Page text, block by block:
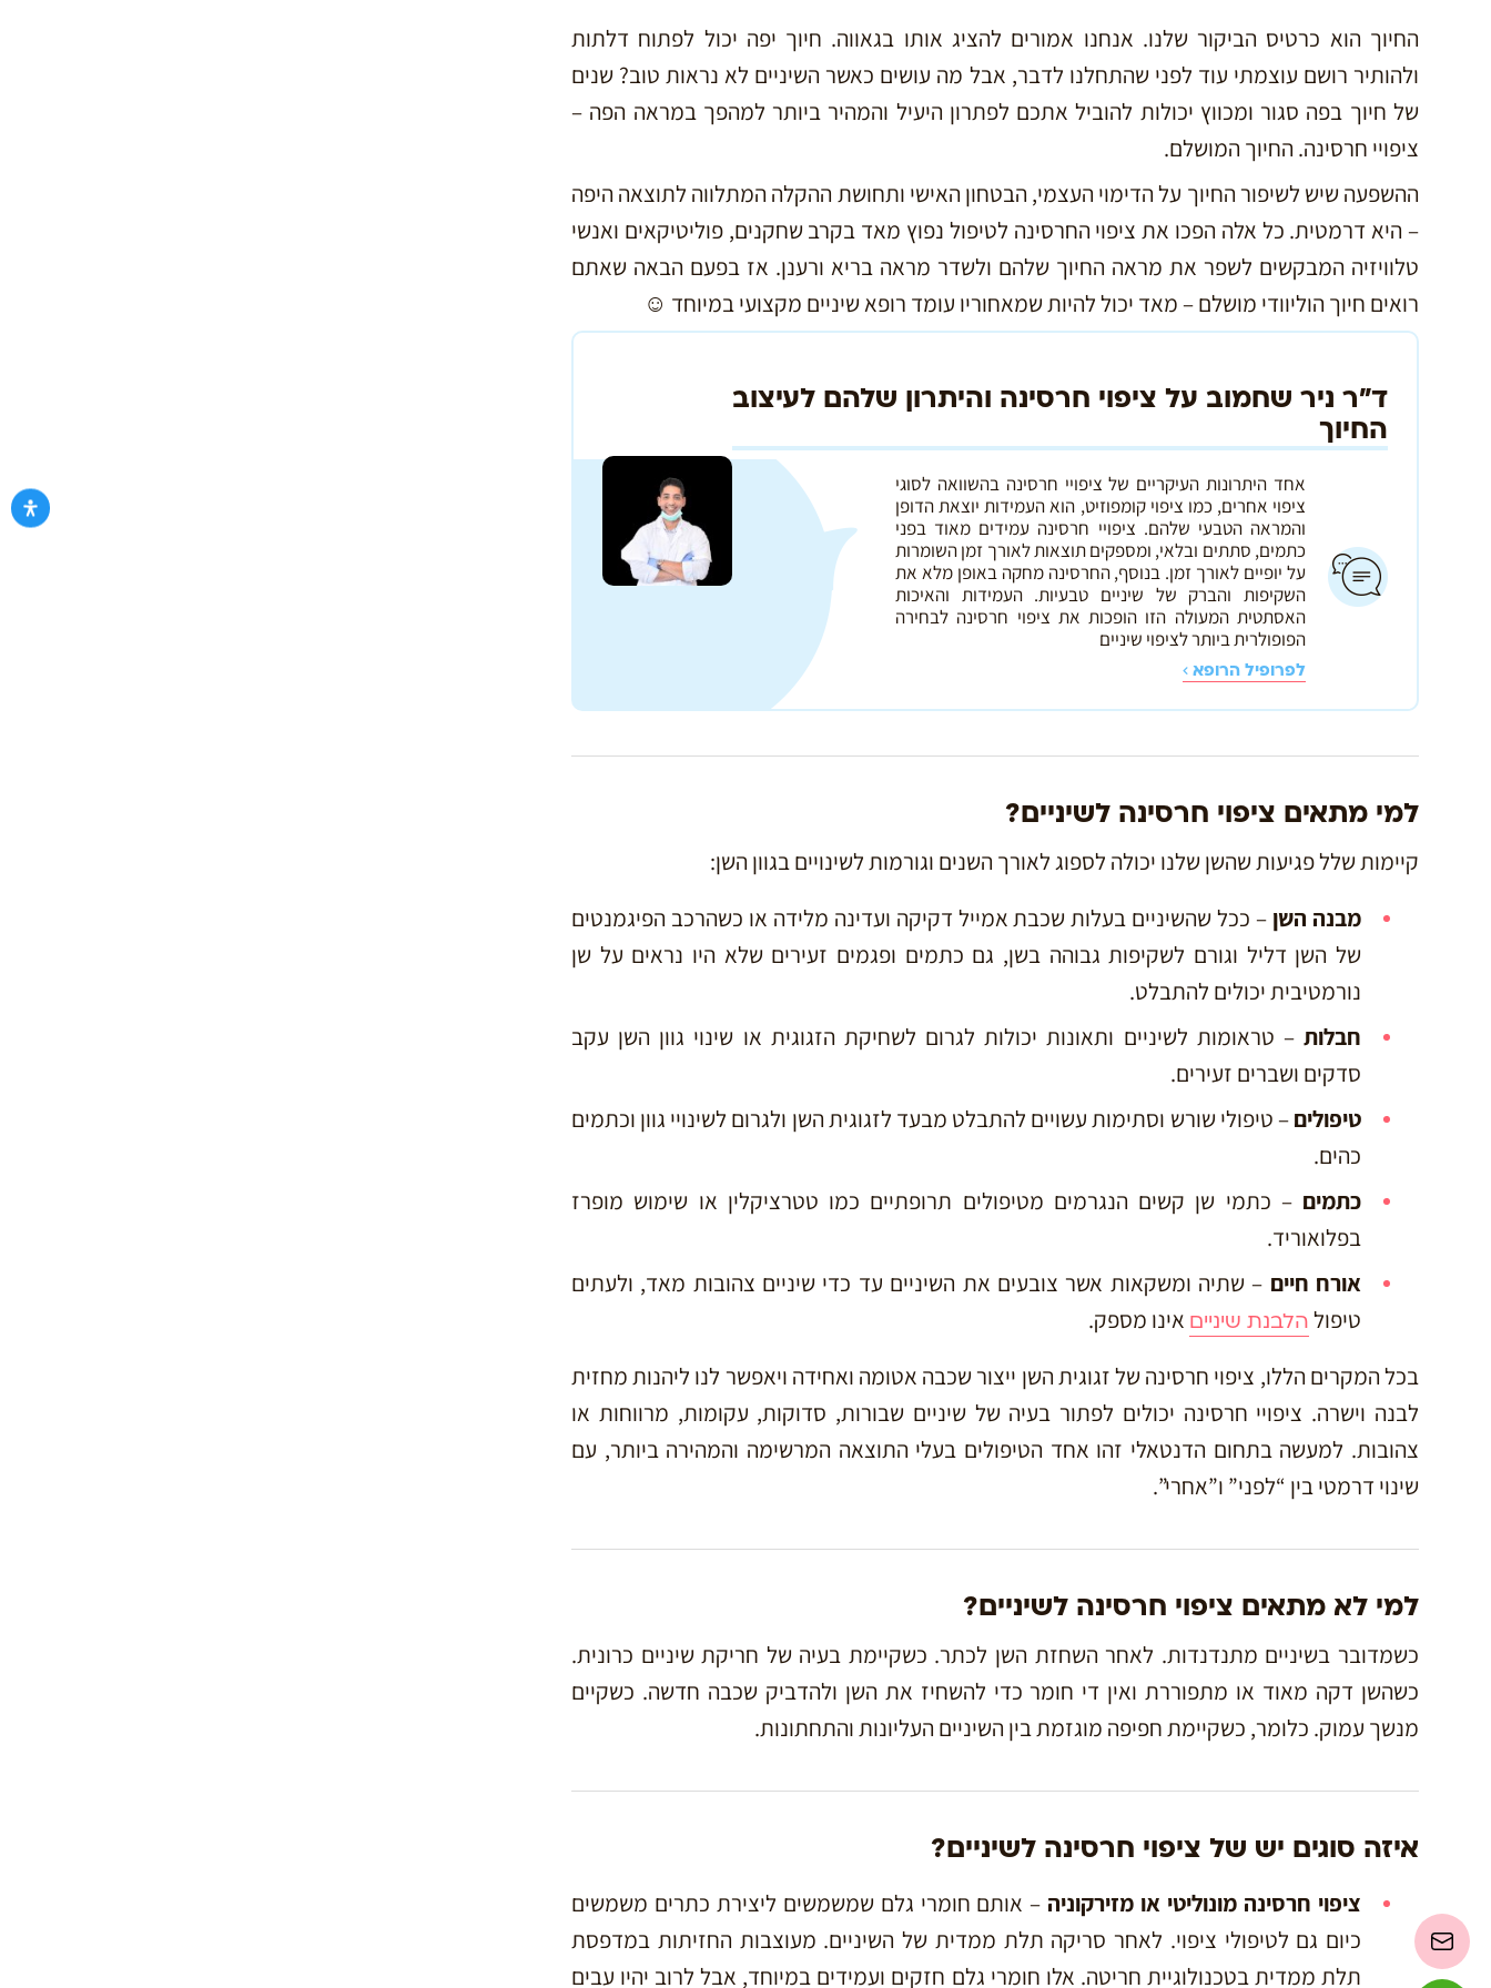
החיוך הוא כרטיס הביקור שלנו. אנחנו אמורים להציג אותו בגאווה. חיוך יפה יכול לפתוח דלתות
ולהותיר רושם עוצמתי עוד לפני שהתחלנו לדבר, אבל מה עושים כאשר השיניים לא נראות טוב? שנים
של חיוך בפה סגור ומכווץ יכולות להוביל אתכם לפתרון היעיל והמהיר ביותר למהפך במראה הפה –
ציפויי חרסינה. החיוך המושלם.
ההשפעה שיש לשיפור החיוך על הדימוי העצמי, הבטחון האישי ותחושת ההקלה המתלווה לתוצאה היפה
– היא דרמטית. כל אלה הפכו את ציפוי החרסינה לטיפול נפוץ מאד בקרב שחקנים, פוליטיקאים ואנשי
טלוויזיה המבקשים לשפר את מראה החיוך שלהם ולשדר מראה בריא ורענן. אז בפעם הבאה שאתם
רואים חיוך הוליוודי מושלם – מאד יכול להיות שמאחוריו עומד רופא שיניים מקצועי במיוחד ☺
ד"ר ניר שחמוב על ציפוי חרסינה והיתרון שלהם לעיצוב
החיוך
אחד היתרונות העיקריים של ציפויי חרסינה בהשוואה לסוגי
ציפוי אחרים, כמו ציפוי קומפוזיט, הוא העמידות יוצאת הדופן
והמראה הטבעי שלהם. ציפויי חרסינה עמידים מאוד בפני
כתמים, סתתים ובלאי, ומספקים תוצאות לאורך זמן השומרות
על יופיים לאורך זמן. בנוסף, החרסינה מחקה באופן מלא את
השקיפות והברק של שיניים טבעיות. העמידות והאיכות
האסתטית המעולה הזו הופכות את ציפוי חרסינה לבחירה
הפופולרית ביותר לציפוי שיניים
לפרופיל הרופא
למי מתאים ציפוי חרסינה לשיניים?
קיימות שלל פגיעות שהשן שלנו יכולה לספוג לאורך השנים וגורמות לשינויים בגוון השן:
מבנה השן – ככל שהשיניים בעלות שכבת אמייל דקיקה ועדינה מלידה או כשהרכב הפיגמנטים
של השן דליל וגורם לשקיפות גבוהה בשן, גם כתמים ופגמים זעירים שלא היו נראים על שן
נורמטיבית יכולים להתבלט.
חבלות – טראומות לשיניים ותאונות יכולות לגרום לשחיקת הזגוגית או שינוי גוון השן עקב
סדקים ושברים זעירים.
טיפולים– טיפולי שורש וסתימות עשויים להתבלט מבעד לזגוגית השן ולגרום לשינויי גוון וכתמים
כהים.
כתמים – כתמי שן קשים הנגרמים מטיפולים תרופתיים כמו טטרציקלין או שימוש מופרז
בפלואוריד.
אורח חיים – שתיה ומשקאות אשר צובעים את השיניים עד כדי שיניים צהובות מאד, ולעתים
טיפול הלבנת שיניים אינו מספק.
בכל המקרים הללו, ציפוי חרסינה של זגוגית השן ייצור שכבה אטומה ואחידה ויאפשר לנו ליהנות מחזית
לבנה וישרה. ציפויי חרסינה יכולים לפתור בעיה של שיניים שבורות, סדוקות, עקומות, מרווחות או
צהובות. למעשה בתחום הדנטאלי זהו אחד הטיפולים בעלי התוצאה המרשימה והמהירה ביותר, עם
שינוי דרמטי בין “לפני” ו”אחרי”.
למי לא מתאים ציפוי חרסינה לשיניים?
כשמדובר בשיניים מתנדנדות. לאחר השחזת השן לכתר. כשקיימת בעיה של חריקת שיניים כרונית.
כשהשן דקה מאוד או מתפוררת ואין די חומר כדי להשחיז את השן ולהדביק שכבה חדשה. כשקיים
מנשך עמוק. כלומר, כשקיימת חפיפה מוגזמת בין השיניים העליונות והתחתונות.
איזה סוגים יש של ציפוי חרסינה לשיניים?
ציפוי חרסינה מונוליטי או מזירקוניה – אותם חומרי גלם שמשמשים ליצירת כתרים משמשים
כיום גם לטיפולי ציפוי. לאחר סריקה תלת ממדית של השיניים. מעוצבות החזיתות במדפסת
תלת ממדית בטכנולוגיית חריטה. אלו חומרי גלם חזקים ועמידים במיוחד, אבל לרוב יהיו עבים